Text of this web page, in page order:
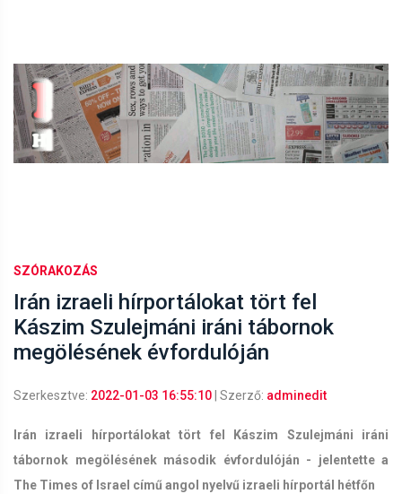
SZÓRAKOZÁS
Irán izraeli hírportálokat tört fel
Kászim Szulejmáni iráni tábornok
megölésének évfordulóján
Szerkesztve: 2022-01-03 16:55:10 | Szerző: adminedit
Irán izraeli hírportálokat tört fel Kászim Szulejmáni iráni
tábornok megölésének második évfordulóján - jelentette a
The Times of Israel című angol nyelvű izraeli hírportál hétfőn